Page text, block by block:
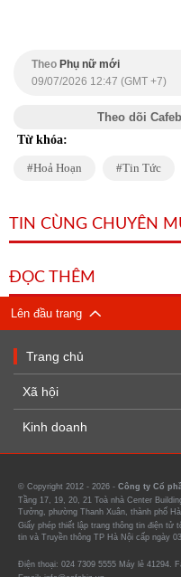
Theo Phụ nữ mới
09/07/2026 12:47 (GMT +7)
Theo dõi
Từ khóa:
Hoả Hoạn Tin Tức
TIN CÙNG CHUYÊN
ĐỌC THÊM
Lên đầu trang
Trang chủ
Xã hội
Kinh doanh
© Copyright 2012 - 2026 - Công ty Cổ
Tầng 17, 19, 20, 21 Toà nhà Center
Tưởng, phường Thanh Xuân, thành phố
Giấy phép thiết lập trang thông tin điện tử
tin và Truyền thông TP Hà Nội cấp ngày
Điện thoại: 024 7309 5555 Máy lẻ 41294.